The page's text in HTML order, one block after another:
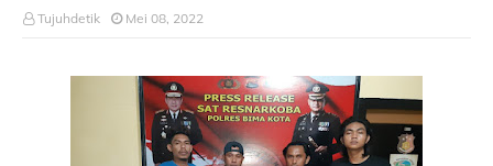
Tujuhdetik Mei 08, 2022